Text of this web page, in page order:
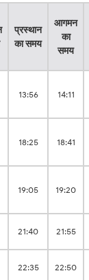
प्रस्थान
का समय
आगमन
का
समय
13:56 14:11
18:25 18:41
19:05 19:20
21:40 21:55
22:35 22:50